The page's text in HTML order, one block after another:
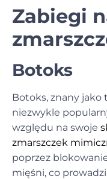
Zabiegi
Botoks
Botoks, znany
niezwykle
względu na swoje
zmarszczek
poprzez
mięśni, co